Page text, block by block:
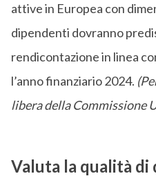
attive in Europea con
dipendenti dovranno
rendicontazione in linea
l’anno finanziario 2024.
libera della Commissione
Valuta la qualità